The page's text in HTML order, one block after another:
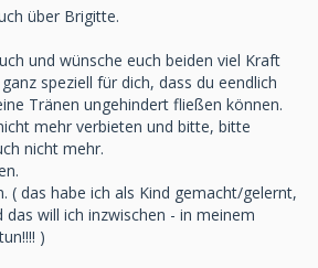
über Brigitte.
und wünsche euch beiden viel Kraft
speziell für dich, dass du eendlich
Tränen ungehindert fließen können.
mehr verbieten und bitte, bitte
nicht mehr.
( das habe ich als Kind gemacht/gelernt,
will ich inzwischen - in meinem
)